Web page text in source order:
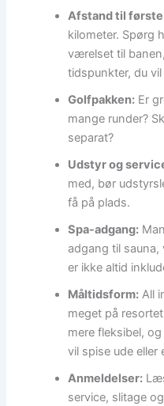
Afstand til
kilometer. Spørg
værelset til
tidspunkter, du vil
Golfpakken: Er
mange runder?
separat?
Udstyr og
med, bør
få på plads.
Spa-adgang:
adgang til sauna,
er ikke altid
Måltidsform: All
meget på
mere fleksibel,
vil spise ude
Anmeldelser:
service, slitage